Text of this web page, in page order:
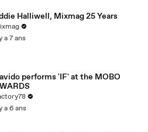
Halliwell, Mixmag 25 Years
a 7 ans
performs 'IF' at the MOBO
a 6 ans